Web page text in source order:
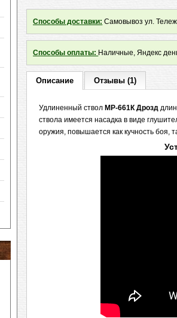
Способы доставки: Самовывоз ул.
Способы оплаты: Наличные, Яндекс
Описание Отзывы (1)
Удлиненный ствол МР-661К Дрозд
ствола имеется насадка в виде
оружия, повышается как кучность боя,